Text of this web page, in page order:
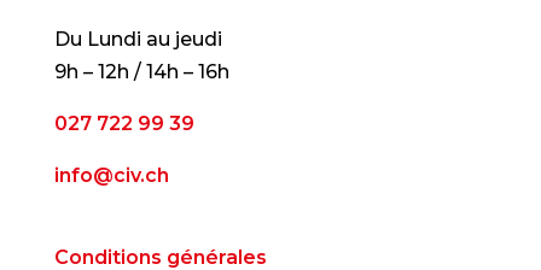
Du Lundi au jeudi
9h – 12h / 14h – 16h
027 722 99 39
info@civ.ch
Conditions générales